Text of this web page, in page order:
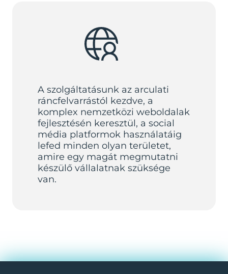
A szolgáltatásunk az arculati
ráncfelvarrástól kezdve, a
komplex nemzetközi weboldalak
fejlesztésén keresztül, a social
média platformok használatáig
lefed minden olyan területet,
amire egy magát megmutatni
készülő vállalatnak szüksége
van.